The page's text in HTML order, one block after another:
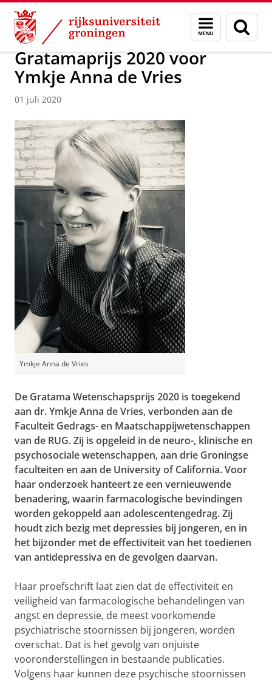
Skip
Content
Skip
Navigation
Menu
en
zoeken
Over ons Actueel Nieuws Nieuwsberichten
Gratamaprijs 2020 voor
Ymkje Anna de Vries
01 juli 2020
Ymkje Anna de Vries
De Gratama Wetenschapsprijs 2020 is toegekend
aan dr. Ymkje Anna de Vries, verbonden aan de
Faculteit Gedrags- en Maatschappijwetenschappen
van de RUG. Zij is opgeleid in de neuro-, klinische en
psychosociale wetenschappen, aan drie Groningse
faculteiten en aan de University of California. Voor
haar onderzoek hanteert ze een vernieuwende
benadering, waarin farmacologische bevindingen
worden gekoppeld aan adolescentengedrag. Zij
houdt zich bezig met depressies bij jongeren, en in
het bijzonder met de effectiviteit van het toedienen
van antidepressiva en de gevolgen daarvan.
Haar proefschrift laat zien dat de effectiviteit en
veiligheid van farmacologische behandelingen van
angst en depressie, de meest voorkomende
psychiatrische stoornissen bij jongeren, worden
overschat. Dat is het gevolg van onjuiste
vooronderstellingen in bestaande publicaties.
Volgens haar kunnen deze psychische stoornissen